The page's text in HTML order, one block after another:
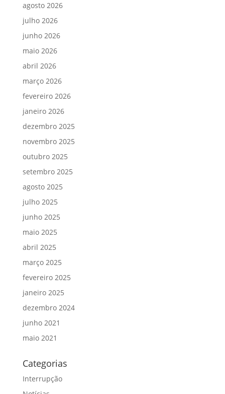
agosto 2026
julho 2026
junho 2026
maio 2026
abril 2026
março 2026
fevereiro 2026
janeiro 2026
dezembro 2025
novembro 2025
outubro 2025
setembro 2025
agosto 2025
julho 2025
junho 2025
maio 2025
abril 2025
março 2025
fevereiro 2025
janeiro 2025
dezembro 2024
junho 2021
maio 2021
Categorias
Interrupção